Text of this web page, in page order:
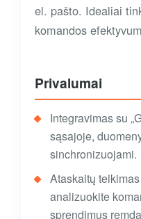
el. pašto. Idealiai
komandos
Privalumai
Integravimas su
sąsajoje,
sinchronizuojami.
Ataskaitų
analizuokite
sprendimus